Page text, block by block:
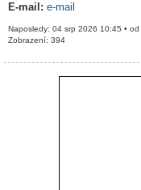
E-mail: e-mail
Naposledy: 04 srp 2026 10:45 • od
Zobrazení: 394